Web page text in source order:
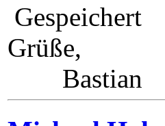
Gespeichert
Grüße,
Bastian